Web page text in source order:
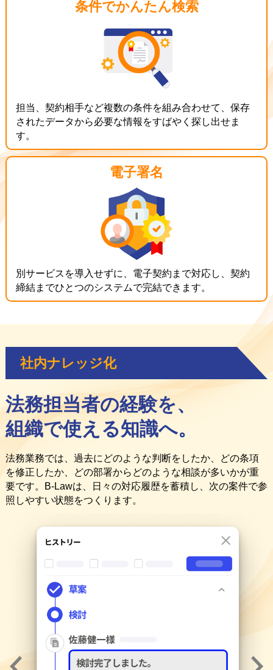
条件でかんたん検索
担当、契約相手など複数の条件を組み合わせて、保存
されたデータから必要な情報をすばやく探し出せま
す。
電子署名
別サービスを導入せずに、電子契約まで対応し、契約
締結までひとつのシステムで完結できます。
社内ナレッジ化
法務担当者の経験を、
組織で使える知識へ。
法務業務では、過去にどのような判断をしたか、どの条項
を修正したか、どの部署からどのような相談が多いかが重
要です。B-Lawは、日々の対応履歴を蓄積し、次の案件で参
照しやすい状態をつくります。
Previous Next